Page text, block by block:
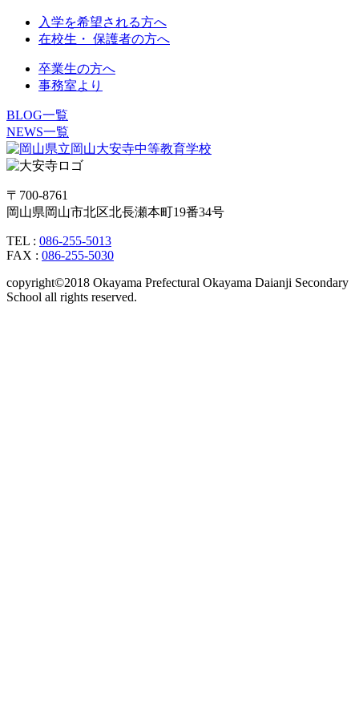
入学を希望される方へ
在校生・ 保護者の方へ
卒業生の方へ
事務室より
BLOG一覧
NEWS一覧
〒700-8761
岡山県岡山市北区北長瀬本町19番34号
TEL : 086-255-5013
FAX : 086-255-5030
copyright©2018 Okayama Prefectural Okayama Daianji Secondary
School all rights reserved.